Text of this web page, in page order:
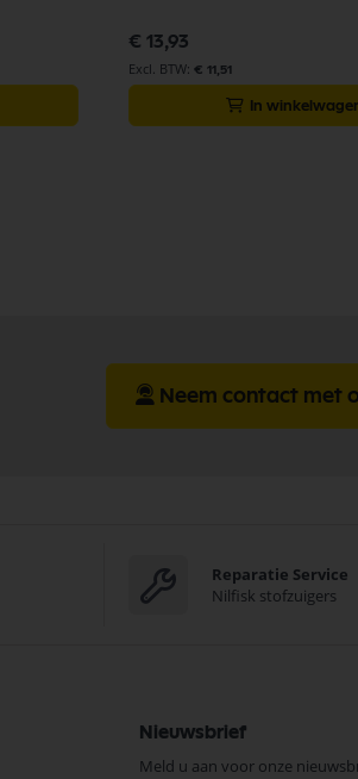
€ 13,93
€ 11,51
In
Neem contact met
Reparatie Service
Nilfisk stofzuigers
Nieuwsbrief
Meld u aan voor onze